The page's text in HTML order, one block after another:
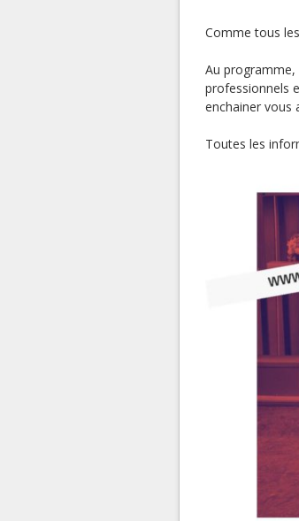
Comme tous
Au programme,
professionnels
enchainer vous
Toutes les